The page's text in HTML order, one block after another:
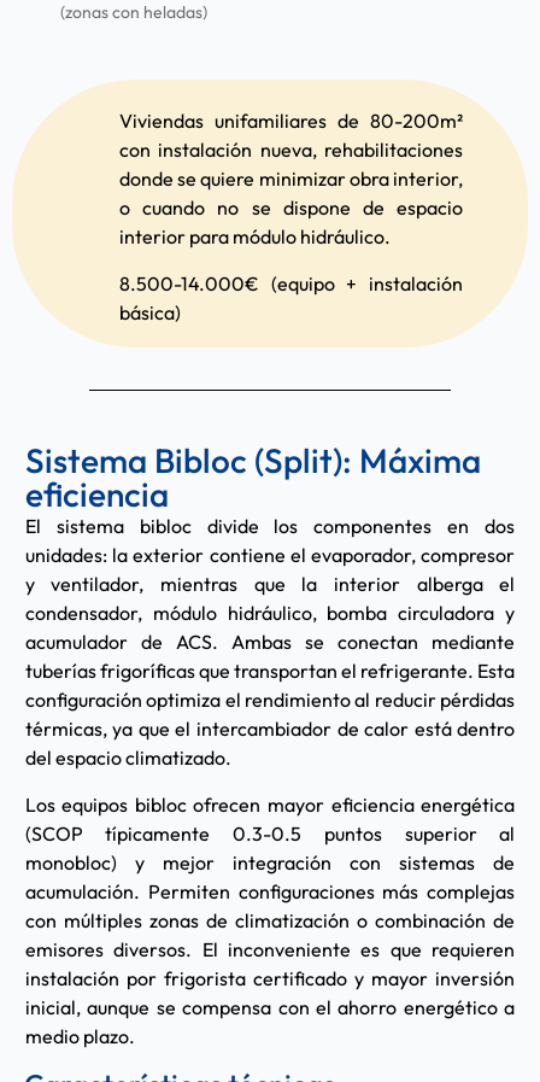
(zonas con heladas)
Viviendas unifamiliares de 80-200m²
con instalación nueva, rehabilitaciones
donde se quiere minimizar obra interior,
o cuando no se dispone de espacio
interior para módulo hidráulico.
8.500-14.000€ (equipo + instalación
básica)
Sistema Bibloc (Split): Máxima
eficiencia
El sistema bibloc divide los componentes en dos
unidades: la exterior contiene el evaporador, compresor
y ventilador, mientras que la interior alberga el
condensador, módulo hidráulico, bomba circuladora y
acumulador de ACS. Ambas se conectan mediante
tuberías frigoríficas que transportan el refrigerante. Esta
configuración optimiza el rendimiento al reducir pérdidas
térmicas, ya que el intercambiador de calor está dentro
del espacio climatizado.
Los equipos bibloc ofrecen mayor eficiencia energética
(SCOP típicamente 0.3-0.5 puntos superior al
monobloc) y mejor integración con sistemas de
acumulación. Permiten configuraciones más complejas
con múltiples zonas de climatización o combinación de
emisores diversos. El inconveniente es que requieren
instalación por frigorista certificado y mayor inversión
inicial, aunque se compensa con el ahorro energético a
medio plazo.